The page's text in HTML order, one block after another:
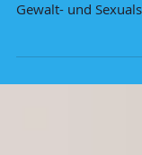
Die Schauspielerin